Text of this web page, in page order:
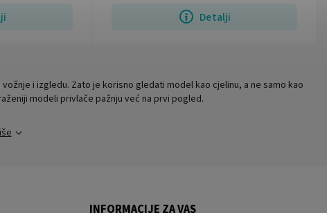
Detalji
i izgledu. Zato je korisno gledati model kao cjelinu, a ne samo kao
modeli privlače pažnju već na prvi pogled.
INFORMACIJE ZA VAS